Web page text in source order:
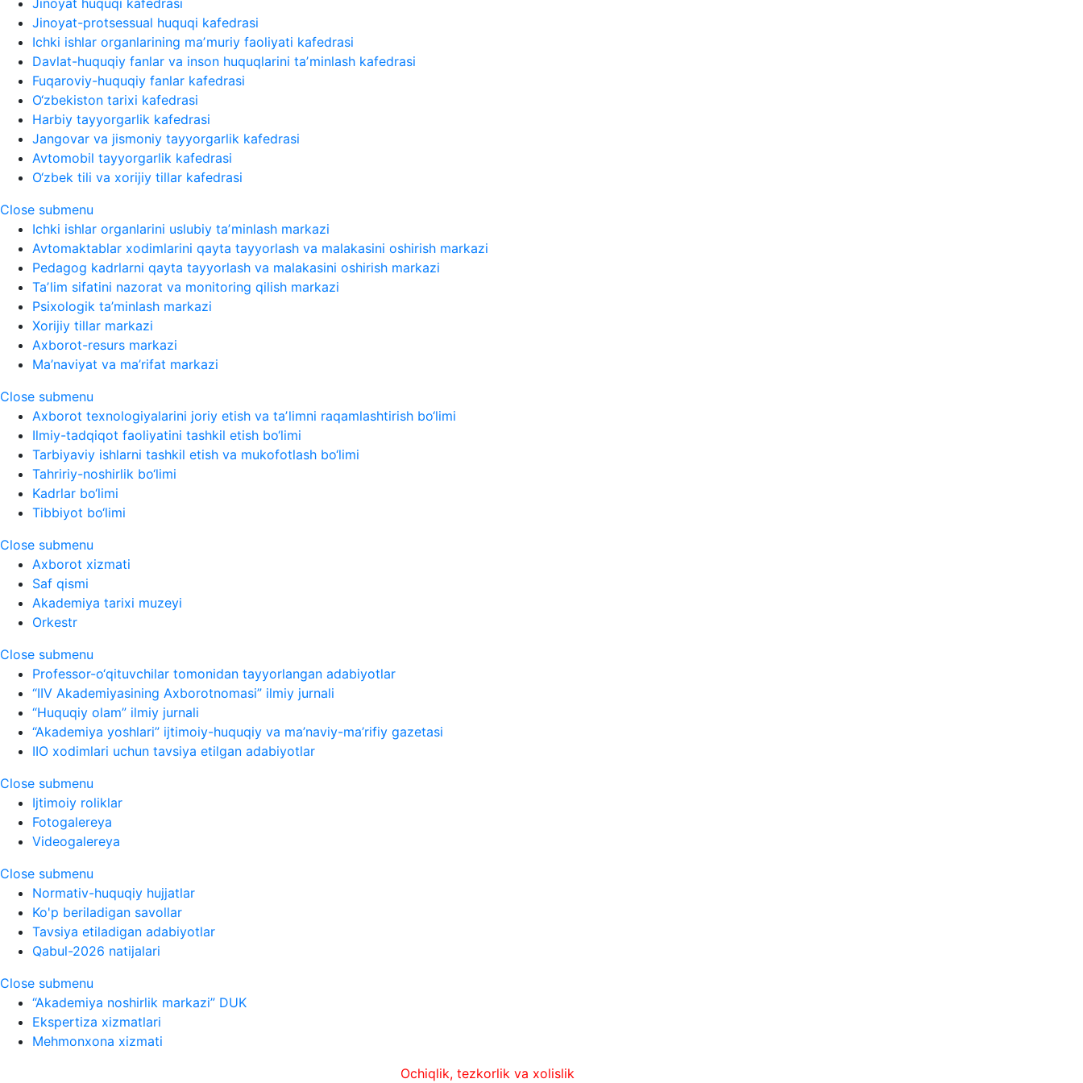
Jinoyat huquqi kafedrasi
Jinoyat-protsessual huquqi kafedrasi
Ichki ishlar organlarining maʼmuriy faoliyati kafedrasi
Davlat-huquqiy fanlar va inson huquqlarini taʼminlash kafedrasi
Fuqaroviy-huquqiy fanlar kafedrasi
O‘zbekiston tarixi kafedrasi
Harbiy tayyorgarlik kafedrasi
Jangovar va jismoniy tayyorgarlik kafedrasi
Avtomobil tayyorgarlik kafedrasi
O‘zbek tili va xorijiy tillar kafedrasi
Close submenu
Ichki ishlar organlarini uslubiy taʼminlash markazi
Avtomaktablar xodimlarini qayta tayyorlash va malakasini oshirish markazi
Pedagog kadrlarni qayta tayyorlash va malakasini oshirish markazi
Taʼlim sifatini nazorat va monitoring qilish markazi
Psixologik ta’minlash markazi
Xorijiy tillar markazi
Axborot-resurs markazi
Ma’naviyat va ma’rifat markazi
Close submenu
Axborot texnologiyalarini joriy etish va taʼlimni raqamlashtirish bo‘limi
Ilmiy-tadqiqot faoliyatini tashkil etish bo‘limi
Tarbiyaviy ishlarni tashkil etish va mukofotlash bo‘limi
Tahririy-noshirlik bo‘limi
Kadrlar bo‘limi
Tibbiyot bo‘limi
Close submenu
Axborot xizmati
Saf qismi
Akademiya tarixi muzeyi
Orkestr
Close submenu
Professor-o‘qituvchilar tomonidan tayyorlangan adabiyotlar
“IIV Akademiyasining Axborotnomasi” ilmiy jurnali
“Huquqiy olam” ilmiy jurnali
“Akademiya yoshlari” ijtimoiy-huquqiy va ma’naviy-ma’rifiy gazetasi
IIO xodimlari uchun tavsiya etilgan adabiyotlar
Close submenu
Ijtimoiy roliklar
Fotogalereya
Videogalereya
Close submenu
Normativ-huquqiy hujjatlar
Ko'p beriladigan savollar
Tavsiya etiladigan adabiyotlar
Qabul-2026 natijalari
Close submenu
“Akademiya noshirlik markazi” DUK
Ekspertiza xizmatlari
Mehmonxona xizmati
Ochiqlik, tezkorlik va xolislik